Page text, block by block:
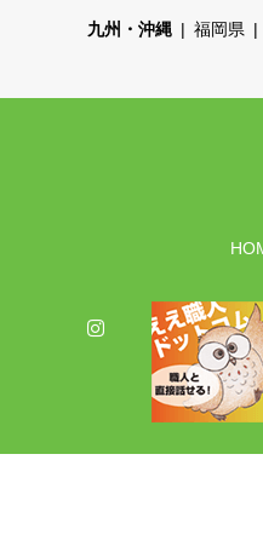
九州・沖縄 福岡県